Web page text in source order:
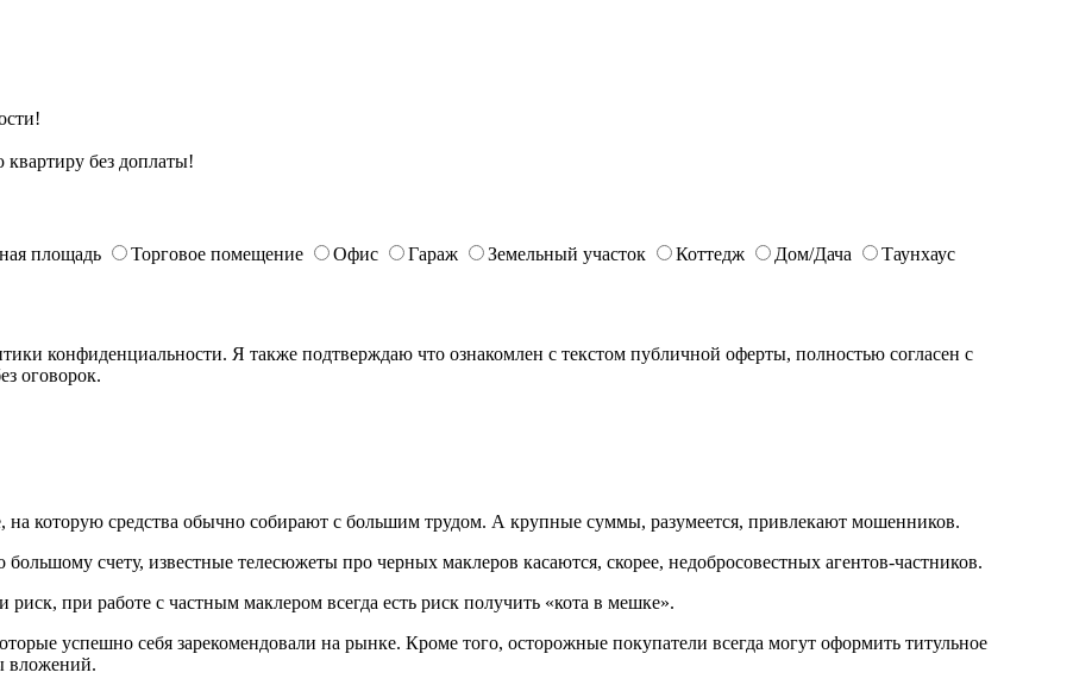
без доплаты!
площадь Торговое помещение Офис Гараж Земельный участок Коттедж Дом/Дача Таунхаус
конфиденциальности. Я также подтверждаю что ознакомлен с текстом публичной оферты, полностью согласен с
оговорок.
на которую средства обычно собирают с большим трудом. А крупные суммы, разумеется, привлекают мошенников.
счету, известные телесюжеты про черных маклеров касаются, скорее, недобросовестных агентов-частников.
при работе с частным маклером всегда есть риск получить «кота в мешке».
успешно себя зарекомендовали на рынке. Кроме того, осторожные покупатели всегда могут оформить титульное
вложений.